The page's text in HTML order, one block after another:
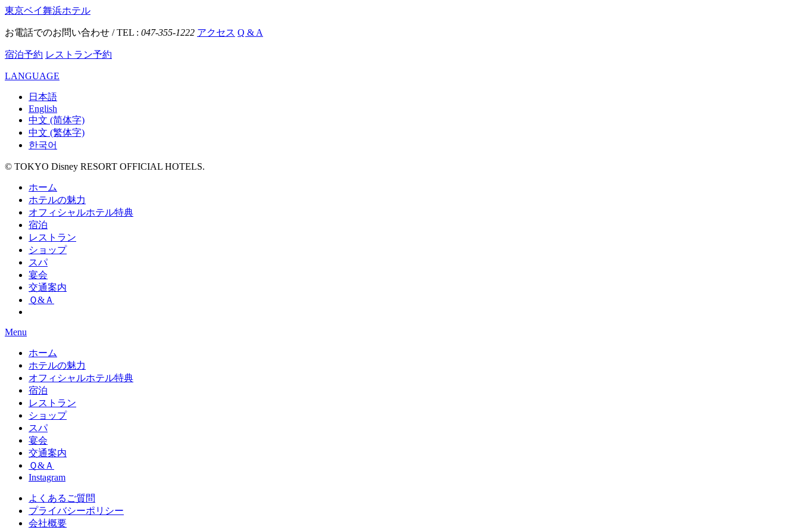
東京ベイ舞浜ホテル
お電話でのお問い合わせ / TEL : 047-355-1222 アクセス Q & A
宿泊予約 レストラン予約
LANGUAGE
日本語
English
中文 (简体字)
中文 (繁体字)
한국어
© TOKYO Disney RESORT OFFICIAL HOTELS.
ホーム
ホテルの魅力
オフィシャルホテル特典
宿泊
レストラン
ショップ
スパ
宴会
交通案内
Ｑ&Ａ
Menu
ホーム
ホテルの魅力
オフィシャルホテル特典
宿泊
レストラン
ショップ
スパ
宴会
交通案内
Ｑ&Ａ
Instagram
よくあるご質問
プライバシーポリシー
会社概要